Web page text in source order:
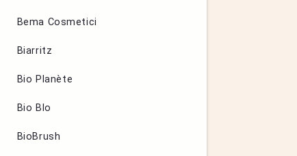
Bema Cosmetici
Biarritz
Bio Planète
Bio Blo
BioBrush